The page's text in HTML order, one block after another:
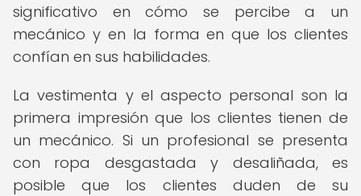
significativo en cómo se percibe a un
mecánico y en la forma en que los clientes
confían en sus habilidades.
La vestimenta y el aspecto personal son la
primera impresión que los clientes tienen de
un mecánico. Si un profesional se presenta
con ropa desgastada y desaliñada, es
posible que los clientes duden de su